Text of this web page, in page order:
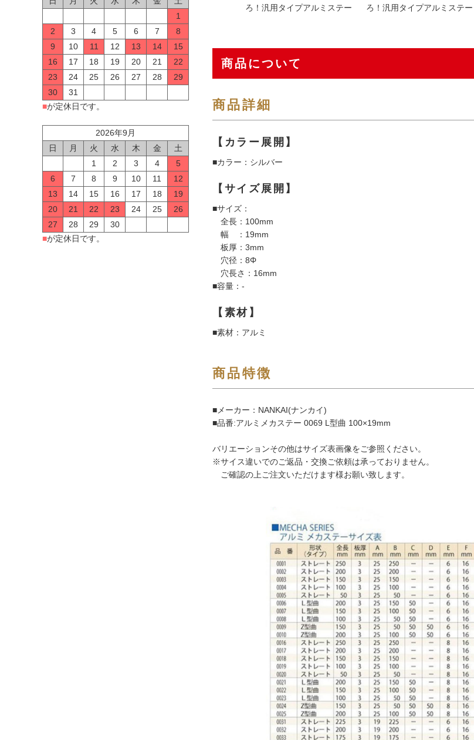
1
2
3 4 5 6 7
8
9
10 11 12 13 14
15
16
17 18 19 20 21
22
23
24 25 26 27 28
29
30
31
■が定休日です。
2026年9月
日
月 火 水 木 金
土
1
2 3 4
5
6
7 8 9 10 11
12
13
14 15 16 17 18
19
20
21 22 23 24 25
26
27
28 29
30
■が定休日です。
ろ！汎用タイプアルミステー
ろ！汎用タイプアルミステー
商品について
商品詳細
【カラー展開】
■カラー：シルバー
【サイズ展開】
■サイズ：
全長：100mm
幅 ：19mm
板厚：3mm
穴径：8Φ
穴長さ：16mm
■容量：-
【素材】
■素材：アルミ
商品特徴
■メーカー：NANKAI(ナンカイ)
■品番:アルミメカステー 0069 L型曲 100×19mm
バリエーションその他はサイズ表画像をご参照ください。
※サイス違いでのご返品・交換ご依頼は承っておりません。
ご確認の上ご注文いただけます様お願い致します。